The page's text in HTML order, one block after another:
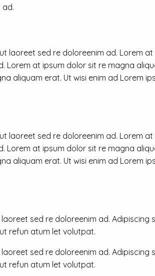
ad.
laoreet sed re doloreenim ad. Lorem
Lorem at ipsum dolor sit re magna
aliquam erat. Ut wisi enim ad Lorem
laoreet sed re doloreenim ad. Lorem
Lorem at ipsum dolor sit re magna
aliquam erat. Ut wisi enim ad Lorem
sed re doloreenim ad. Adipiscing
refun atum let volutpat.
sed re doloreenim ad. Adipiscing
refun atum let volutpat.